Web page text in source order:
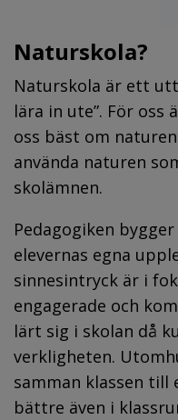
Naturskola?
Naturskola är ett
lära in ute”. För
oss bäst om
använda naturen
skolämnen.
Pedagogiken
elevernas egna
sinnesintryck är i
engagerade och
lärt sig i skolan då
verkligheten.
samman klassen
bättre även i